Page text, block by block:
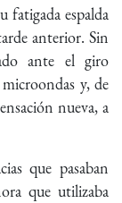
fatigada espalda
anterior. Sin
ante el giro
y, de
nueva, a
que pasaban
que utilizaba